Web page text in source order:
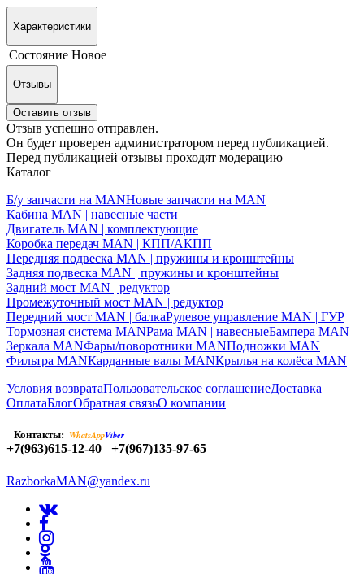
Характеристики
Состояние Новое
Отзывы
Оставить отзыв
Отзыв успешно отправлен.
Он будет проверен администратором перед публикацией.
Перед публикацией отзывы проходят модерацию
Каталог
Б/у запчасти на MANНовые запчасти на MAN
Кабина MAN | навесные части
Двигатель MAN | комплектующие
Коробка передач MAN | КПП/АКПП
Передняя подвеска MAN | пружины и кронштейны
Задняя подвеска MAN | пружины и кронштейны
Задний мост MAN | редуктор
Промежуточный мост MAN | редуктор
Передний мост MAN | балкаРулевое управление MAN | ГУР
Тормозная система MANРама MAN | навесныеБампера MAN
Зеркала MANФары/поворотники MANПодножки MAN
Фильтра MANКарданные валы MANКрылья на колёса MAN
Условия возвратаПользовательское соглашениеДоставка
ОплатаБлогОбратная связьО компании
Контакты: WhatsAppViber
+7(963)615-12-40 +7(967)135-97-65
RazborkaMAN@yandex.ru